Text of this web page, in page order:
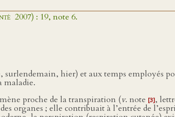
2007) : 19, note 6.
hier) et aux temps employés
maladie.
proche de la transpiration (v. note [3],
organes ; elle contribuait à l’entrée de